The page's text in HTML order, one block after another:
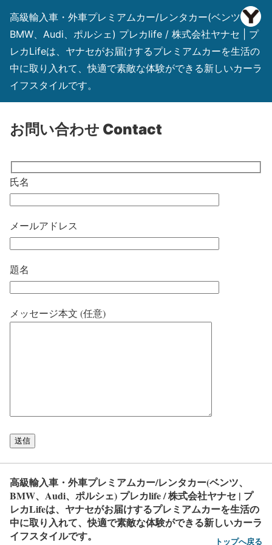
高級輸入車・外車プレミアムカー/レンタカー(ベンツ、
BMW、Audi、ポルシェ) プレカlife / 株式会社ヤナセ | プ
レカLifeは、ヤナセがお届けするプレミアムカーを生活の
中に取り入れて、快適で素敵な体験ができる新しいカーラ
イフスタイルです。
お問い合わせ Contact
氏名
メールアドレス
題名
メッセージ本文 (任意)
高級輸入車・外車プレミアムカー/レンタカー(ベンツ、
BMW、Audi、ポルシェ) プレカlife / 株式会社ヤナセ | プ
レカLifeは、ヤナセがお届けするプレミアムカーを生活の
中に取り入れて、快適で素敵な体験ができる新しいカーラ
イフスタイルです。
トップへ戻る